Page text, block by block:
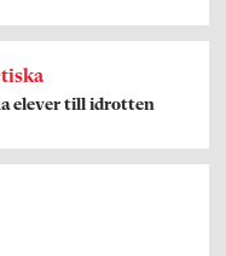
elever till idrotten